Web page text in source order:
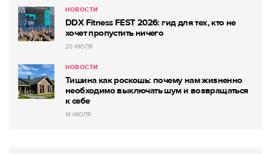
НОВОСТИ
DDX Fitness FEST 2026: гид для тех, кто не
хочет пропустить ничего
20 ИЮЛЯ
НОВОСТИ
Тишина как роскошь: почему нам жизненно
необходимо выключать шум и возвращаться
к себе
14 ИЮЛЯ